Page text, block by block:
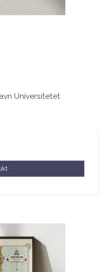
Universitetet